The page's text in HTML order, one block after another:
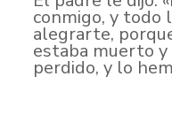
conmigo, y todo
alegrarte,
estaba muerto y
perdido, y lo